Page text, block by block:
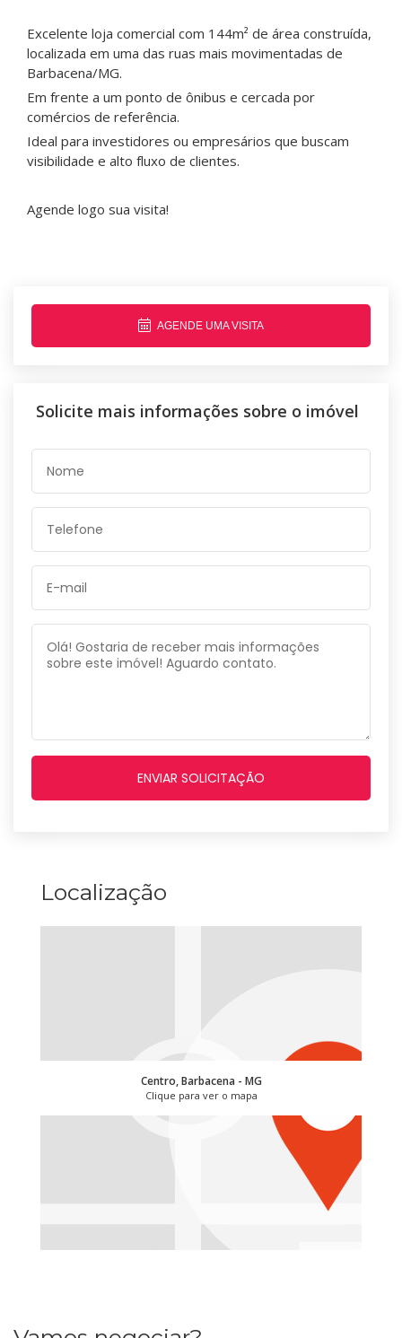
Excelente loja comercial com 144m² de área construída,
localizada em uma das ruas mais movimentadas de
Barbacena/MG.
Em frente a um ponto de ônibus e cercada por
comércios de referência.
Ideal para investidores ou empresários que buscam
visibilidade e alto fluxo de clientes.
Agende logo sua visita!
AGENDE UMA VISITA
Solicite mais informações sobre o imóvel
Localização
Centro, Barbacena - MG
Clique para ver o mapa